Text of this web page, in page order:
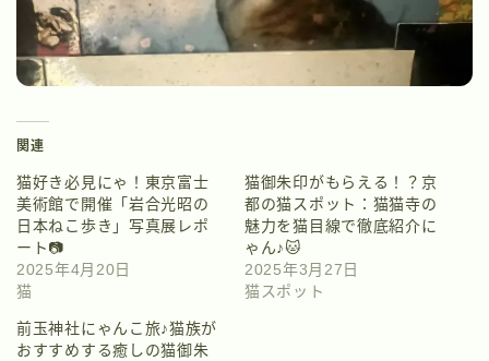
関連
猫好き必見にゃ！東京富士
美術館で開催「岩合光昭の
日本ねこ歩き」写真展レポ
ート📷
2025年4月20日
猫
猫御朱印がもらえる！？京
都の猫スポット：猫猫寺の
魅力を猫目線で徹底紹介に
ゃん♪🐱
2025年3月27日
猫スポット
前玉神社にゃんこ旅♪猫族が
おすすめする癒しの猫御朱